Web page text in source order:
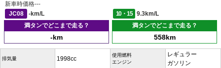
新車時価格---
JC08
-km/L 10・15
9.3km/L
満タンでどこまで走る？
-km
満タンでどこまで走る？
558km
排気量 1998cc
使用燃料
エンジン
レギュラー
ガソリン